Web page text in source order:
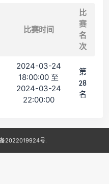
比赛时间
比
赛
名
次
2024-03-24
18:00:00 至
2024-03-24
22:00:00
第
28
名
2022019924号